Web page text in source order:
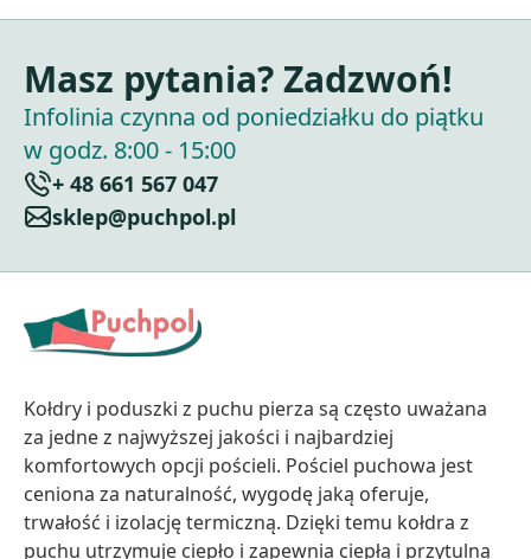
Masz pytania? Zadzwoń!
Infolinia czynna od poniedziałku do piątku
w godz. 8:00 - 15:00
+ 48 661 567 047
sklep@puchpol.pl
Kołdry i poduszki z puchu pierza są często uważana
za jedne z najwyższej jakości i najbardziej
komfortowych opcji pościeli. Pościel puchowa jest
ceniona za naturalność, wygodę jaką oferuje,
trwałość i izolację termiczną. Dzięki temu kołdra z
puchu utrzymuje ciepło i zapewnia ciepłą i przytulną